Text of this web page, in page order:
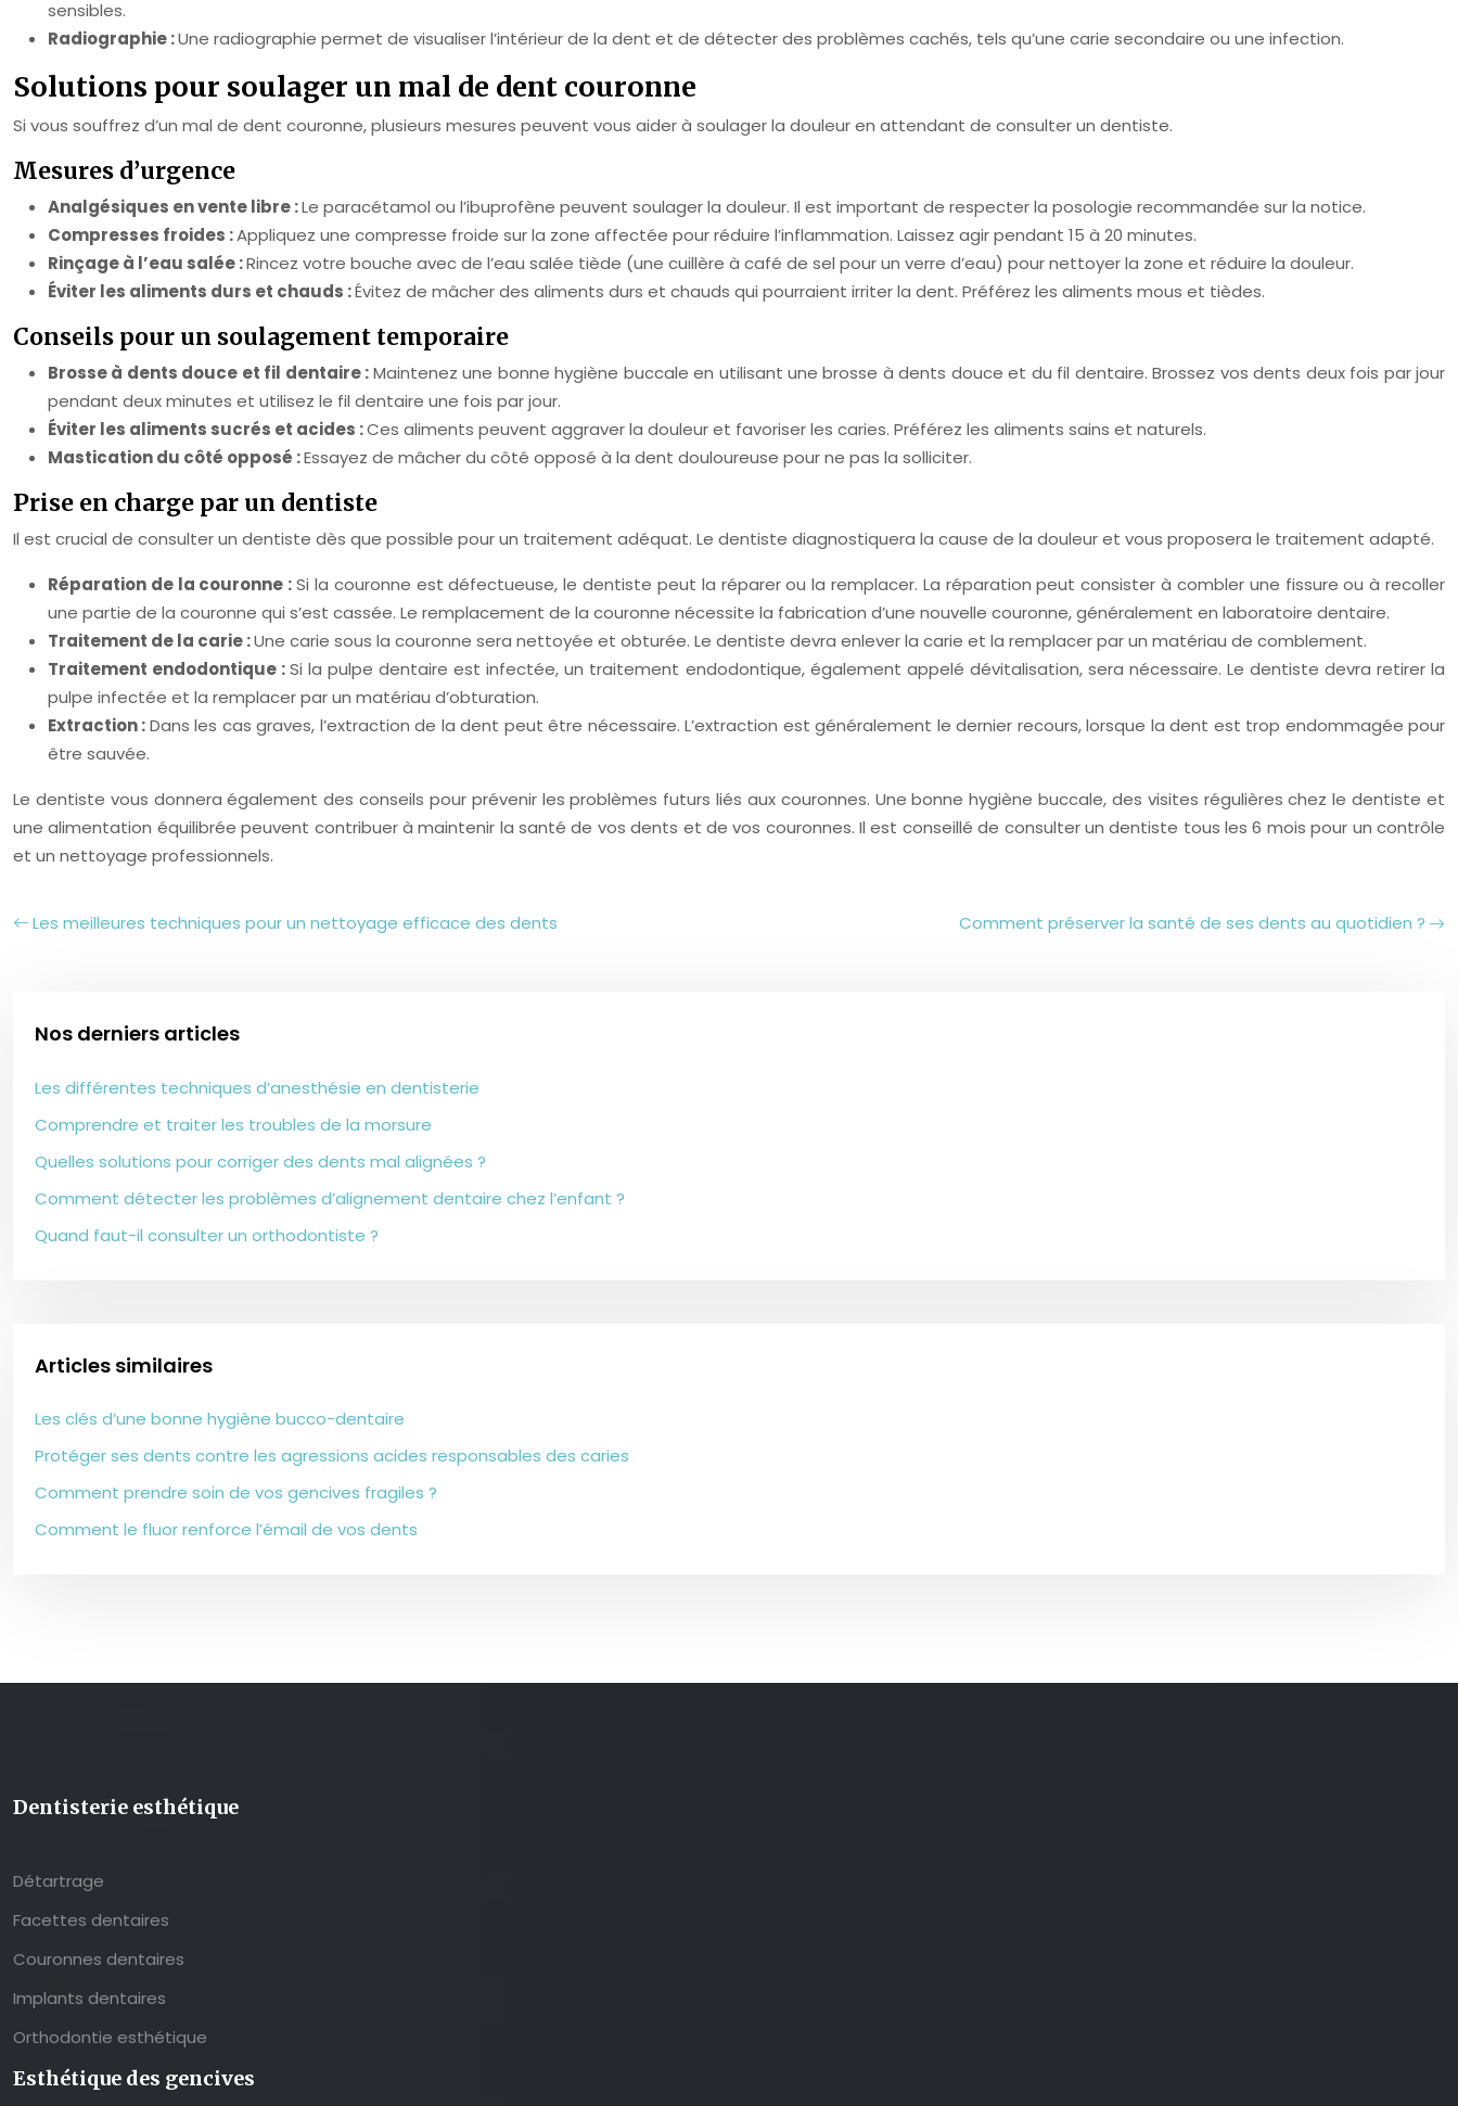
sensibles.
Radiographie :Une radiographie permet de visualiser l’intérieur de la dent et de détecter des problèmes cachés, tels qu’une carie secondaire ou une infection.
Solutions pour soulager un mal de dent couronne
Si vous souffrez d’un mal de dent couronne, plusieurs mesures peuvent vous aider à soulager la douleur en attendant de consulter un dentiste.
Mesures d’urgence
Analgésiques en vente libre :Le paracétamol ou l’ibuprofène peuvent soulager la douleur. Il est important de respecter la posologie recommandée sur la notice.
Compresses froides :Appliquez une compresse froide sur la zone affectée pour réduire l’inflammation. Laissez agir pendant 15 à 20 minutes.
Rinçage à l’eau salée :Rincez votre bouche avec de l’eau salée tiède (une cuillère à café de sel pour un verre d’eau) pour nettoyer la zone et réduire la douleur.
Éviter les aliments durs et chauds :Évitez de mâcher des aliments durs et chauds qui pourraient irriter la dent. Préférez les aliments mous et tièdes.
Conseils pour un soulagement temporaire
Brosse à dents douce et fil dentaire :Maintenez une bonne hygiène buccale en utilisant une brosse à dents douce et du fil dentaire. Brossez vos dents deux fois par jour
pendant deux minutes et utilisez le fil dentaire une fois par jour.
Éviter les aliments sucrés et acides :Ces aliments peuvent aggraver la douleur et favoriser les caries. Préférez les aliments sains et naturels.
Mastication du côté opposé :Essayez de mâcher du côté opposé à la dent douloureuse pour ne pas la solliciter.
Prise en charge par un dentiste
Il est crucial de consulter un dentiste dès que possible pour un traitement adéquat. Le dentiste diagnostiquera la cause de la douleur et vous proposera le traitement adapté.
Réparation de la couronne :Si la couronne est défectueuse, le dentiste peut la réparer ou la remplacer. La réparation peut consister à combler une fissure ou à recoller
une partie de la couronne qui s’est cassée. Le remplacement de la couronne nécessite la fabrication d’une nouvelle couronne, généralement en laboratoire dentaire.
Traitement de la carie :Une carie sous la couronne sera nettoyée et obturée. Le dentiste devra enlever la carie et la remplacer par un matériau de comblement.
Traitement endodontique :Si la pulpe dentaire est infectée, un traitement endodontique, également appelé dévitalisation, sera nécessaire. Le dentiste devra retirer la
pulpe infectée et la remplacer par un matériau d’obturation.
Extraction :Dans les cas graves, l’extraction de la dent peut être nécessaire. L’extraction est généralement le dernier recours, lorsque la dent est trop endommagée pour
être sauvée.
Le dentiste vous donnera également des conseils pour prévenir les problèmes futurs liés aux couronnes. Une bonne hygiène buccale, des visites régulières chez le dentiste et
une alimentation équilibrée peuvent contribuer à maintenir la santé de vos dents et de vos couronnes. Il est conseillé de consulter un dentiste tous les 6 mois pour un contrôle
et un nettoyage professionnels.
Les meilleures techniques pour un nettoyage efficace des dents Comment préserver la santé de ses dents au quotidien ?
Nos derniers articles
Les différentes techniques d’anesthésie en dentisterie
Comprendre et traiter les troubles de la morsure
Quelles solutions pour corriger des dents mal alignées ?
Comment détecter les problèmes d’alignement dentaire chez l’enfant ?
Quand faut-il consulter un orthodontiste ?
Articles similaires
Les clés d’une bonne hygiène bucco-dentaire
Protéger ses dents contre les agressions acides responsables des caries
Comment prendre soin de vos gencives fragiles ?
Comment le fluor renforce l’émail de vos dents
Dentisterie esthétique
Détartrage
Facettes dentaires
Couronnes dentaires
Implants dentaires
Orthodontie esthétique
Esthétique des gencives